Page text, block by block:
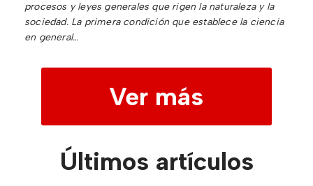
procesos y leyes generales que rigen la naturaleza y la
sociedad. La primera condición que establece la ciencia
en general…
Ver más
Últimos artículos